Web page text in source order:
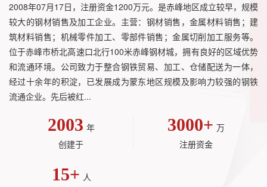
2008年07月17日，注册资金1200万元。是赤峰地区成立较早，规模
较大的钢材销售及加工企业。主营：钢材销售，金属材料销售；建
筑材料销售；机械零件加工、零部件销售；金属切削加工服务等。
位于赤峰市桥北高速口北行100米赤峰钢材城，拥有良好的区域优势
和流通环境。公司致力于整合钢铁贸易、加工、仓储配送为一体，
经过十余年的积淀，已发展成为蒙东地区规模及影响力较强的钢铁
流通企业。先后被红...
2003 年
创建于
3000+ 万
注册资金
15+ 人